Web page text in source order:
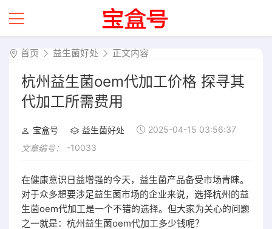
首页 益生菌好处 正文内容
杭州益生菌oem代加工价格 探寻其
代加工所需费用
宝盒号 益生菌好处
2025-04-15 03:56:37
文章编号：
-10033
在健康意识日益增强的今天，益生菌产品备受市场青睐。
对于众多想要涉足益生菌市场的企业来说，选择杭州的益
生菌oem代加工是一个不错的选择。但大家为关心的问题
之一就是：杭州益生菌oem代加工多少钱呢？